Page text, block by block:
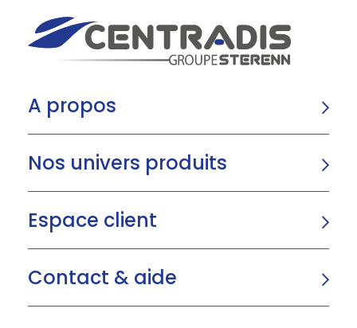
A propos
Nos univers produits
Espace client
Contact & aide